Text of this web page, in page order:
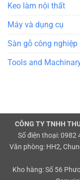
Keo làm nội thất
Máy và dụng cụ
Sàn gỗ công nghiệp
Tools and
CÔNG TY TNHH
Số điện thoại: 0982
Văn phòng: HH2,
Kho hàng: Số 56